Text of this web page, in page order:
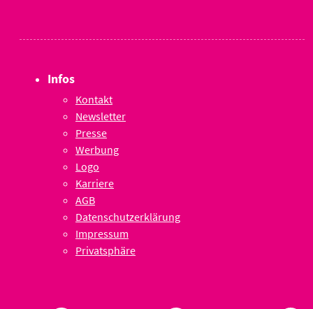
Infos
Kontakt
Newsletter
Presse
Werbung
Logo
Karriere
AGB
Datenschutzerklärung
Impressum
Privatsphäre